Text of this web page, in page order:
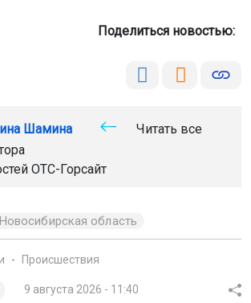
Поделиться новостью:
Шамина
Читать все
ОТС-Горсайт
Новосибирская область
Происшествия
9 августа 2026 - 11:40